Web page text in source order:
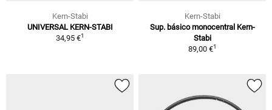
Kern-Stabi
UNIVERSAL KERN-STABI
34,95 €1
Kern-Stabi
Sup. básico monocentral Kern-
Stabi
89,00 €1